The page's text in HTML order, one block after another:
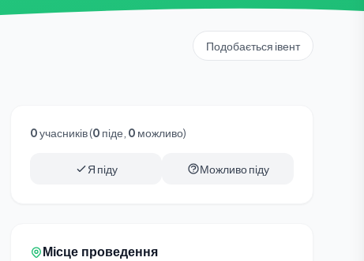
Подобається івент
0учасників (0 піде, 0 можливо)
Я піду Можливо піду
Місце проведення